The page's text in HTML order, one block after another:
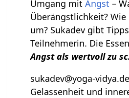
Umgang mitAngst–
Überängstlichkeit?
um? Sukadev gibt
Teilnehmerin. Die
Angst als wertvoll zu
sukadev@yoga-
Gelassenheit und